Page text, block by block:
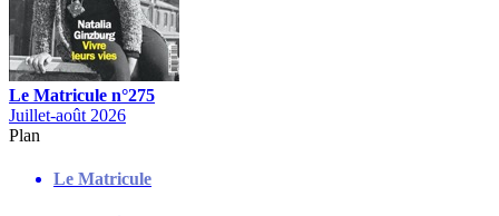
Le Matricule n°275
Juillet-août 2026
Plan
Le Matricule